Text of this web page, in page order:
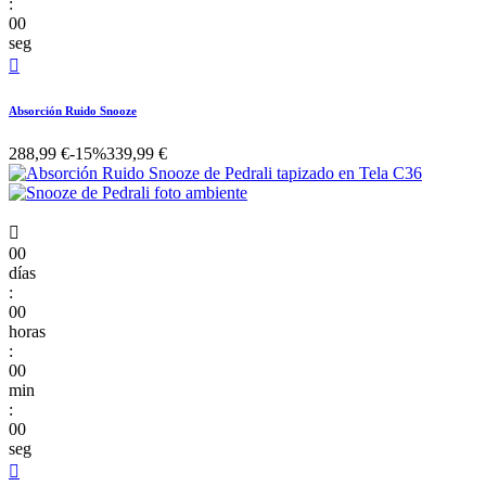
00
seg

Absorción Ruido Snooze
288,99 €-15%339,99 €

00
días
:
00
horas
:
00
min
:
00
seg
